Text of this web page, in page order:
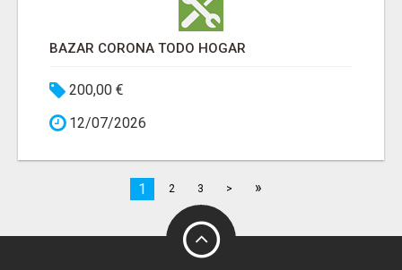
BAZAR CORONA TODO HOGAR
200,00 €
12/07/2026
1 2 3 > »